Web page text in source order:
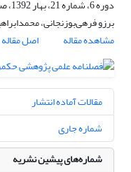
دوره 6، شماره 21، بهار 1392، صفحه
برزو فرهی‌بوزنجانی،
مشاهده مقاله
اصل مقاله
مقالات آماده انتشار
شماره جاری
شماره‌های پیشین نشریه